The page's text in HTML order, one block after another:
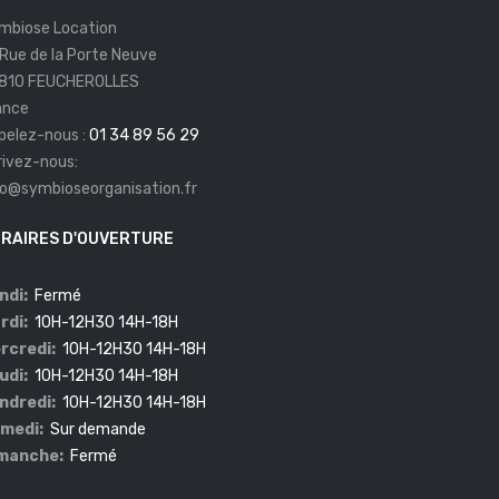
Location
de la Porte Neuve
FEUCHEROLLES
nous : 01 34 89 56 29
nous:
D'OUVERTURE
Fermé
10H-12H30 14H-18H
10H-12H30 14H-18H
10H-12H30 14H-18H
10H-12H30 14H-18H
Sur demande
Fermé